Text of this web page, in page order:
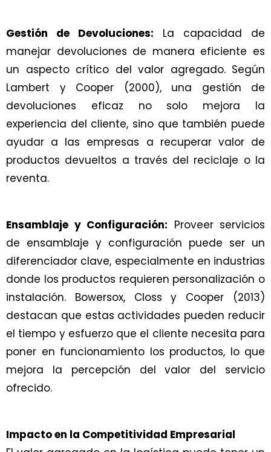
Gestión de Devoluciones: La capacidad de
manejar devoluciones de manera eficiente es
un aspecto crítico del valor agregado. Según
Lambert y Cooper (2000), una gestión de
devoluciones eficaz no solo mejora la
experiencia del cliente, sino que también puede
ayudar a las empresas a recuperar valor de
productos devueltos a través del reciclaje o la
reventa.
Ensamblaje y Configuración: Proveer servicios
de ensamblaje y configuración puede ser un
diferenciador clave, especialmente en industrias
donde los productos requieren personalización o
instalación. Bowersox, Closs y Cooper (2013)
destacan que estas actividades pueden reducir
el tiempo y esfuerzo que el cliente necesita para
poner en funcionamiento los productos, lo que
mejora la percepción del valor del servicio
ofrecido.
Impacto en la Competitividad Empresarial